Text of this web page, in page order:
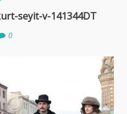
seyit-v-141344DT
0